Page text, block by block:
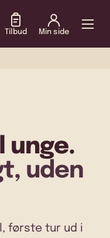
Tilbud Min side
unge.
uden
første tur ud i